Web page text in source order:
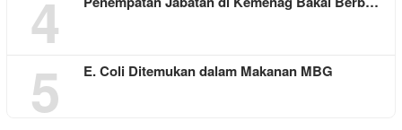
4
5 E. Coli Ditemukan dalam Makanan MBG